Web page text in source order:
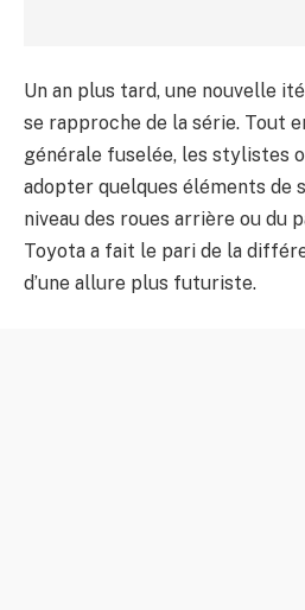
Un an plus tard, une nouvelle
se rapproche de la série. Tout
générale fuselée, les stylistes
adopter quelques éléments de
niveau des roues arrière ou du
Toyota a fait le pari de la
d’une allure plus futuriste.